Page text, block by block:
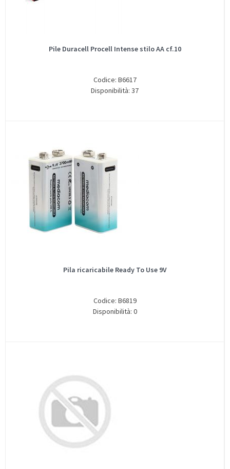
Pile Duracell Procell Intense stilo AA cf.10
Codice: B6617
Disponibilità: 37
Pila ricaricabile Ready To Use 9V
Codice: B6819
Disponibilità: 0